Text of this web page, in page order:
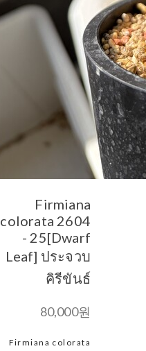
Firmiana
colorata 2604
- 25[Dwarf
Leaf] ประจวบ
คิรีขันธ์
80,000원
Firmiana colorata